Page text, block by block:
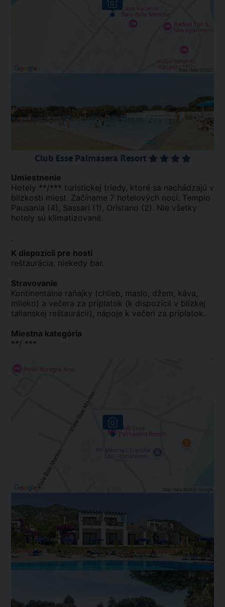
Club Esse Palmasera Resort
Umiestnenie
Hotely **/*** turistickej triedy, ktoré sa nachádzajú v
blízkosti miest. Začíname 7 hotelových nocí: Tempio
Pausania (4), Sassari (1), Oristano (2). Nie všetky
hotely sú klimatizované.
.
K dispozícii pre hostí
reštaurácia, niekedy bar.
Stravovanie
Kontinentálne raňajky (chlieb, maslo, džem, káva,
mlieko) a večera za príplatok (k dispozícii v blízkej
talianskej reštaurácii), nápoje k večeri za príplatok.
Miestna kategória
**/ ***